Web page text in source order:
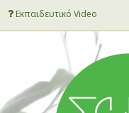
Εκπαιδευτικό Video